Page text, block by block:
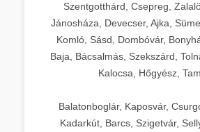
Szentgotthárd, Csepreg,
Jánosháza, Devecser, Ajka,
Komló, Sásd, Dombóvár,
Baja, Bácsalmás, Szekszárd,
Kalocsa, Hőgyész,
Balatonboglár, Kaposvár,
Kadarkút, Barcs, Szigetvár,